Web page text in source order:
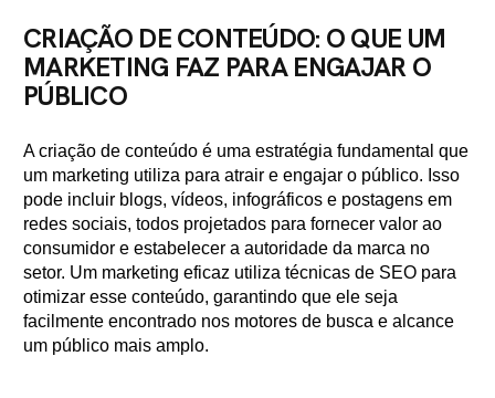
CRIAÇÃO DE CONTEÚDO: O QUE UM
MARKETING FAZ PARA ENGAJAR O
PÚBLICO
A criação de conteúdo é uma estratégia fundamental que
um marketing utiliza para atrair e engajar o público. Isso
pode incluir blogs, vídeos, infográficos e postagens em
redes sociais, todos projetados para fornecer valor ao
consumidor e estabelecer a autoridade da marca no
setor. Um marketing eficaz utiliza técnicas de SEO para
otimizar esse conteúdo, garantindo que ele seja
facilmente encontrado nos motores de busca e alcance
um público mais amplo.